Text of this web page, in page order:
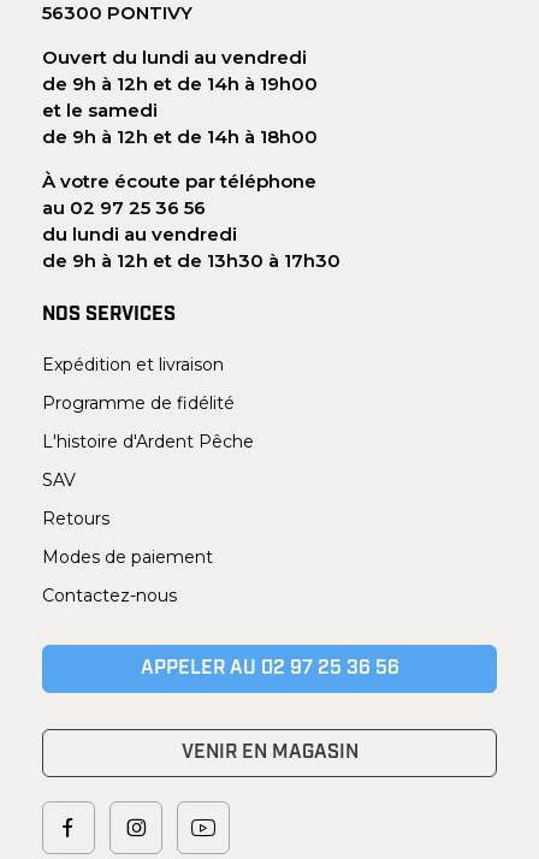
56300 PONTIVY
Ouvert du lundi au vendredi
de 9h à 12h et de 14h à 19h00
et le samedi
de 9h à 12h et de 14h à 18h00
À votre écoute par téléphone
au 02 97 25 36 56
du lundi au vendredi
de 9h à 12h et de 13h30 à 17h30
NOS SERVICES
Expédition et livraison
Programme de fidélité
L'histoire d'Ardent Pêche
SAV
Retours
Modes de paiement
Contactez-nous
APPELER AU 02 97 25 36 56
VENIR EN MAGASIN